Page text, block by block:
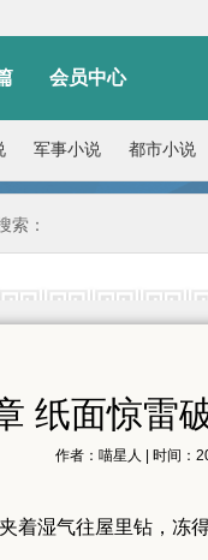
会员中心
军事小说 都市小说
索：
纸面惊雷
作者：喵星人 | 时间：
着湿气往屋里钻，冻